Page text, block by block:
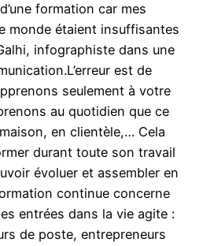
formation car mes
monde étaient insuffisantes
infographiste dans une
est de
seulement à votre
au quotidien que ce
en clientèle,… Cela
durant toute son travail
évoluer et assembler en
continue concerne
entrées dans la vie agite :
de poste, entrepreneurs